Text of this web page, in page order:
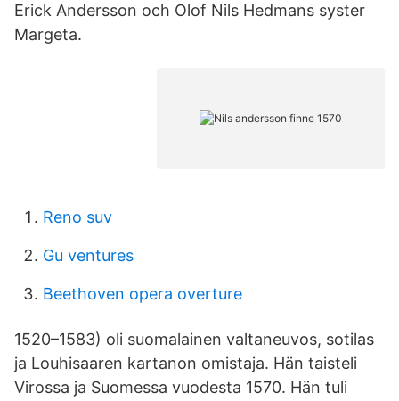
Erick Andersson och Olof Nils Hedmans syster
Margeta.
Reno suv
Gu ventures
Beethoven opera overture
1520–1583) oli suomalainen valtaneuvos, sotilas
ja Louhisaaren kartanon omistaja. Hän taisteli
Virossa ja Suomessa vuodesta 1570. Hän tuli